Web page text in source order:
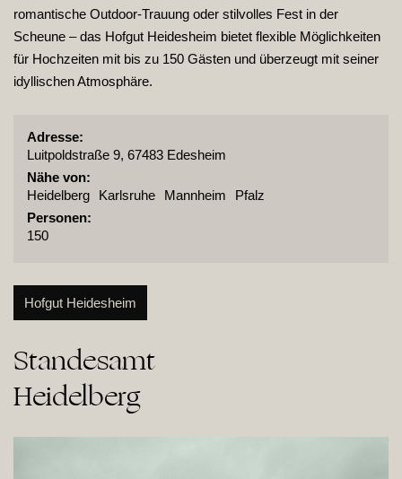
romantische Outdoor-Trauung oder stilvolles Fest in der
Scheune – das Hofgut Heidesheim bietet flexible Möglichkeiten
für Hochzeiten mit bis zu 150 Gästen und überzeugt mit seiner
idyllischen Atmosphäre.
Adresse:
Luitpoldstraße 9, 67483 Edesheim
Nähe von:
Heidelberg
Karlsruhe Mannheim
Pfalz
Personen:
150
Hofgut Heidesheim
Standesamt
Heidelberg